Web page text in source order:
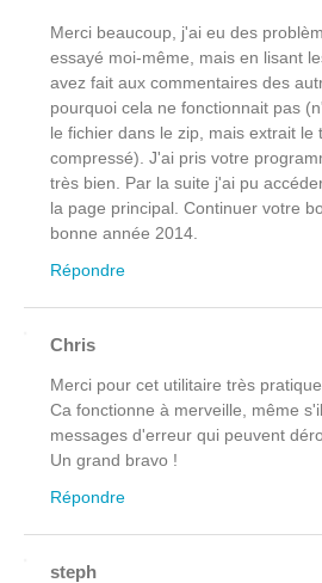
Merci beaucoup, j'ai eu des
essayé moi-même, mais en lisant
avez fait aux commentaires des
pourquoi cela ne fonctionnait pas
le fichier dans le zip, mais extrait le
compressé). J'ai pris votre
très bien. Par la suite j'ai pu
la page principal. Continuer votre
bonne année 2014.
Répondre
Chris
Merci pour cet utilitaire très pratique.
Ca fonctionne à merveille, même
messages d'erreur qui peuvent
Un grand bravo !
Répondre
steph